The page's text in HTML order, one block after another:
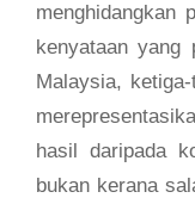
menghidangkan
kenyataan yang
Malaysia,
hasil daripada
bukan kerana